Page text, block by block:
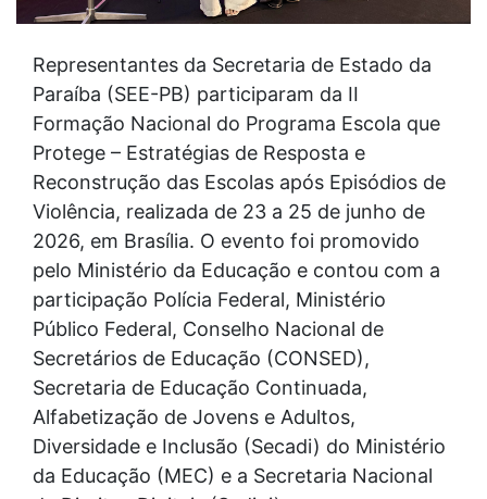
Representantes da Secretaria de Estado da
Paraíba (SEE-PB) participaram da II
Formação Nacional do Programa Escola que
Protege – Estratégias de Resposta e
Reconstrução das Escolas após Episódios de
Violência, realizada de 23 a 25 de junho de
2026, em Brasília. O evento foi promovido
pelo Ministério da Educação e contou com a
participação Polícia Federal, Ministério
Público Federal, Conselho Nacional de
Secretários de Educação (CONSED),
Secretaria de Educação Continuada,
Alfabetização de Jovens e Adultos,
Diversidade e Inclusão (Secadi) do Ministério
da Educação (MEC) e a Secretaria Nacional